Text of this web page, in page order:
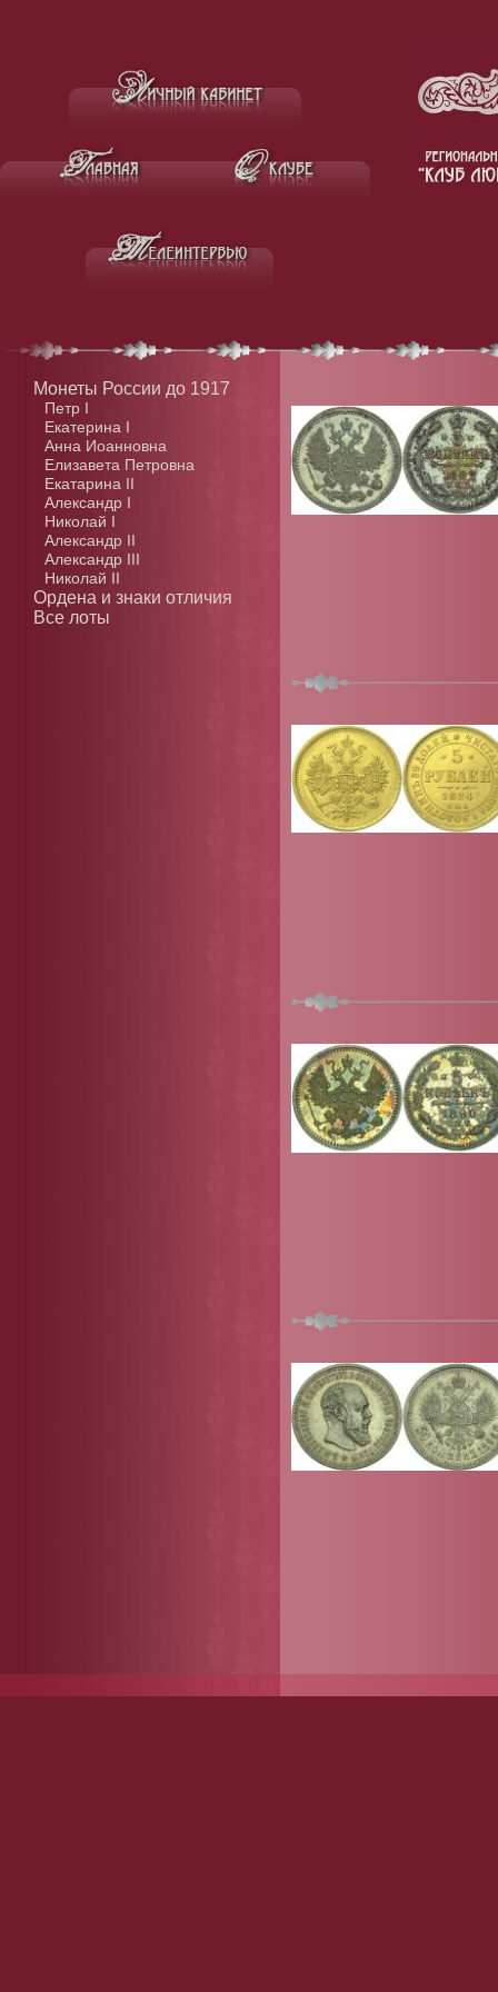
Монеты России до 1917
Петр I
Екатерина I
Анна Иоанновна
Елизавета Петровна
Екатарина II
Александр I
Николай I
Александр II
Александр III
Николай II
Ордена и знаки отличия
Все лоты